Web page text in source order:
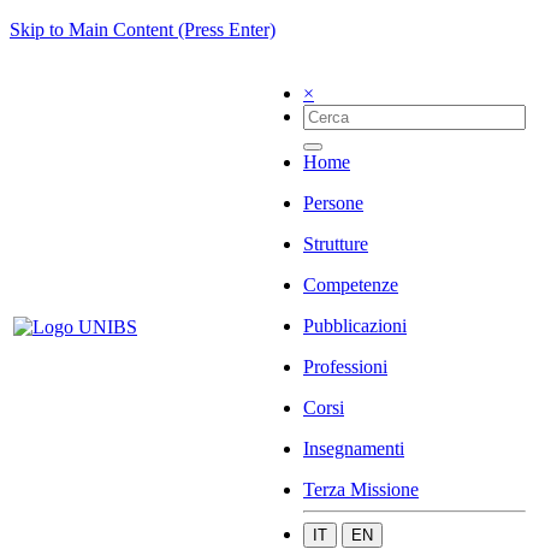
Skip to Main Content (Press Enter)
×
Home
Persone
Strutture
Competenze
Pubblicazioni
Professioni
Corsi
Insegnamenti
Terza Missione
IT EN